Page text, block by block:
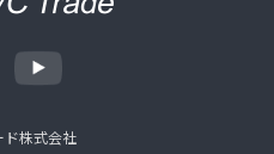
ド株式会社